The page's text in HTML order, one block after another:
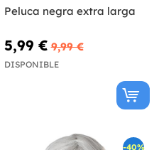
Peluca negra extra larga
5,99 € 9,99 €
DISPONIBLE
-40%